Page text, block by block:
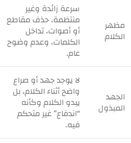
مظهر
الكلام
سرعة زائدة وغير
منتظمة، حذف مقاطع
أو أصوات، تداخل
الكلمات، وعدم وضوح
عام.
الجهد
المبذول
لا يوجد جهد أو صراع
واضح أثناء الكلام، بل
يبدو الكلام وكأنه
“اندفاع” غير متحكم
فيه.